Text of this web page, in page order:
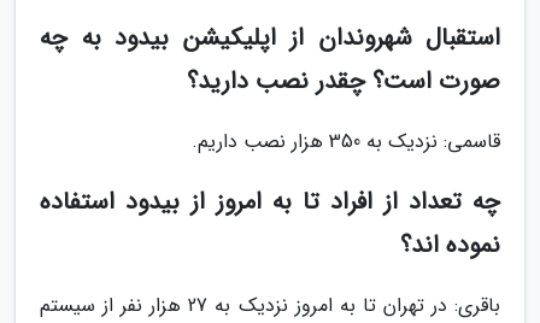
استقبال شهروندان از اپلیکیشن بیدود به چه
صورت است؟ چقدر نصب دارید؟
قاسمی: نزدیک به 350 هزار نصب داریم.
چه تعداد از افراد تا به امروز از بیدود استفاده
نموده اند؟
باقری: در تهران تا به امروز نزدیک به 27 هزار نفر از سیستم